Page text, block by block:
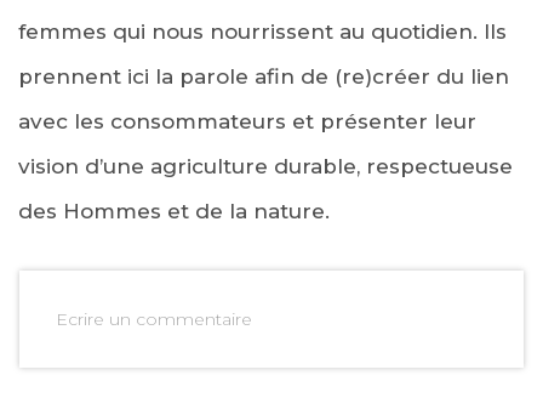
femmes qui nous nourrissent au quotidien. Ils
prennent ici la parole afin de (re)créer du lien
avec les consommateurs et présenter leur
vision d’une agriculture durable, respectueuse
des Hommes et de la nature.
Ecrire un commentaire